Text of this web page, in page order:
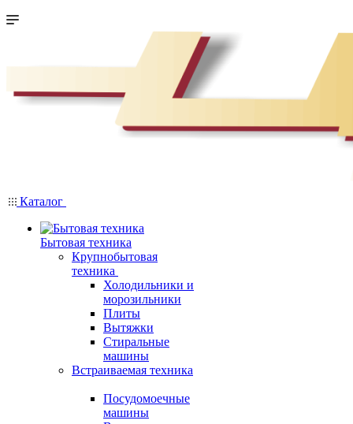
Каталог
Бытовая техника
Крупнобытовая
техника
Холодильники и
морозильники
Плиты
Вытяжки
Стиральные
машины
Встраиваемая техника
Посудомоечные
машины